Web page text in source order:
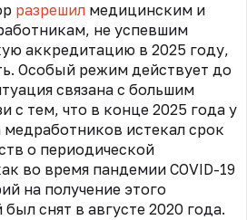
разрешил медицинским и
не успевшим
аккредитацию в 2025 году,
Особый режим действует до
связана с большим
с тем, что в конце 2025 года у
медработников истекал срок
о периодической
во время пандемии COVID-19
на получение этого
снят в августе 2020 года.